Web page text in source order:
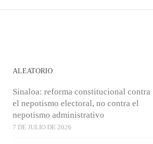
ALEATORIO
Sinaloa: reforma constitucional contra
el nepotismo electoral, no contra el
nepotismo administrativo
7 DE JULIO DE 2026